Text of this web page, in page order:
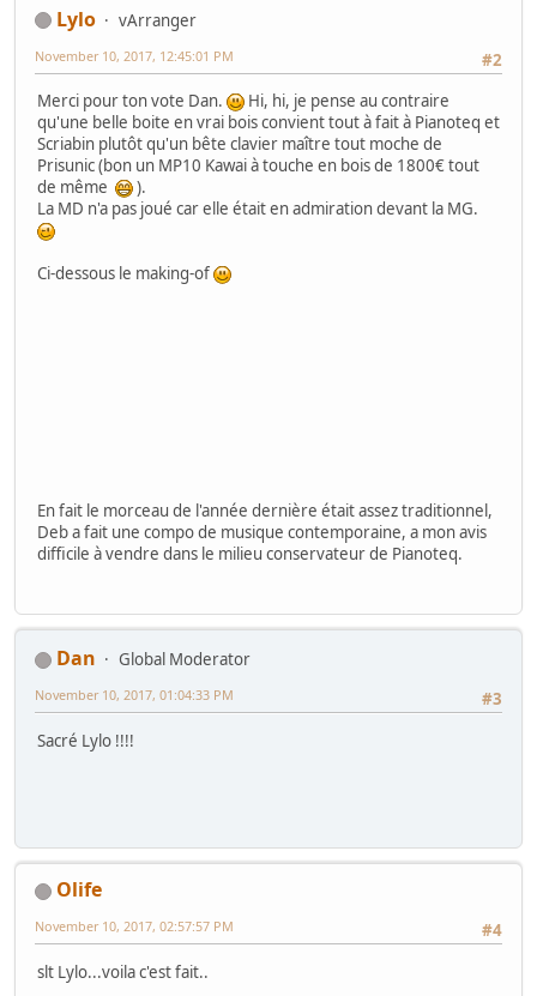
Lylo
vArranger
#2
November 10, 2017, 12:45:01 PM
Merci pour ton vote Dan.
Hi, hi, je pense au contraire
qu'une belle boite en vrai bois convient tout à fait à Pianoteq et
Scriabin plutôt qu'un bête clavier maître tout moche de
Prisunic (bon un MP10 Kawai à touche en bois de 1800€ tout
de même
).
La MD n'a pas joué car elle était en admiration devant la MG.
Ci-dessous le making-of
En fait le morceau de l'année dernière était assez traditionnel,
Deb a fait une compo de musique contemporaine, a mon avis
difficile à vendre dans le milieu conservateur de Pianoteq.
Dan
Global Moderator
#3
November 10, 2017, 01:04:33 PM
Sacré Lylo !!!!
Olife
#4
November 10, 2017, 02:57:57 PM
slt Lylo...voila c'est fait..